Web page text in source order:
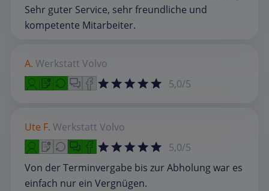
Sehr guter Service, sehr freundliche und
kompetente Mitarbeiter.
A. Werkstatt Volvo
5,0/5
Ute F. Werkstatt Volvo
5,0/5
Von der Terminvergabe bis zur Abholung war es
einfach nur ein Vergnügen.